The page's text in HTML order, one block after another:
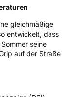
gleichmäßige
entwickelt, dass
seine
auf der Straße